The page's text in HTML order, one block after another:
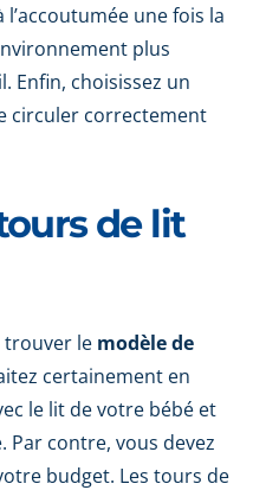
une fois la
plus
Enfin, choisissez un
circuler correctement
de lit
trouver le modèle de
certainement en
le lit de votre bébé et
Par contre, vous devez
budget. Les tours de